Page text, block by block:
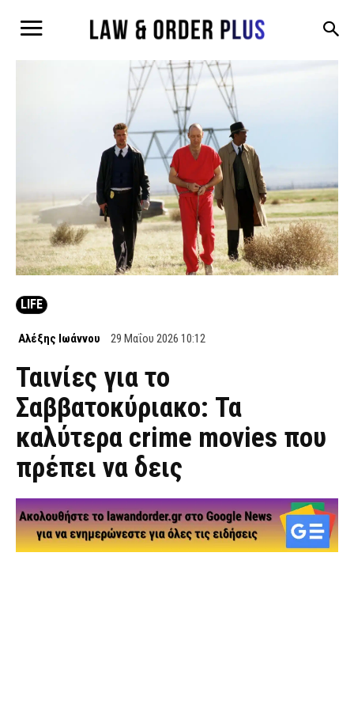
LIFE
Αλέξης Ιωάννου 29 Μαΐου 2026 10:12
Ταινίες για το
Σαββατοκύριακο: Τα
καλύτερα crime movies που
πρέπει να δεις